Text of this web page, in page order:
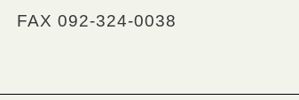
FAX 092-324-0038